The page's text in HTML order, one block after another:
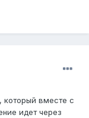
который вместе с
идет через